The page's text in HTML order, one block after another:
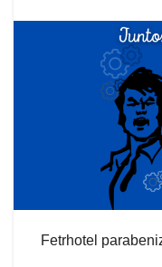
Fetrhotel